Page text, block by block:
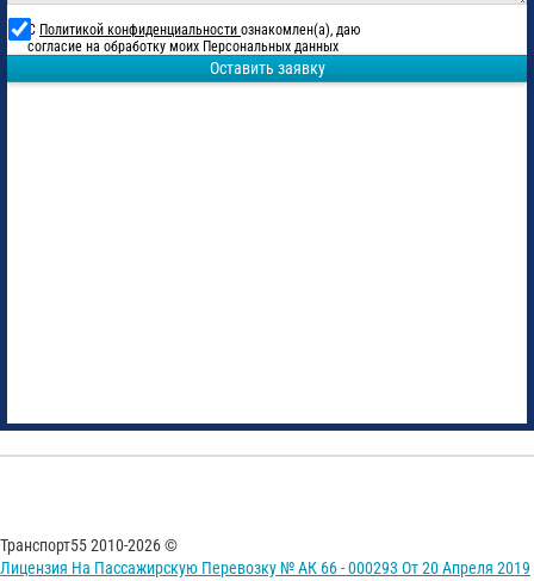
С Политикой конфиденциальности ознакомлен(а), даю
согласие на обработку моих Персональных данных
Оставить заявку
Транспорт55 2010-2026 ©
Лицензия На Пассажирскую Перевозку № АК 66 - 000293 От 20 Апреля 2019